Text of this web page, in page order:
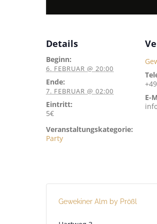
Details
Beginn:
6. FEBRUAR @ 20:00
Ende:
7. FEBRUAR @ 02:00
Eintritt:
5€
Veranstaltungskategorie:
Party
E-
Gewekiner Alm by Prößl